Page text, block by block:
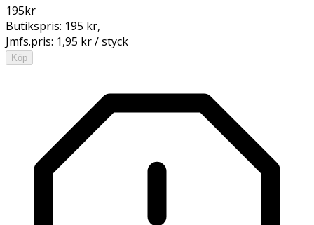
195kr
Butikspris: 195 kr,
Jmfs.pris: 1,95 kr / styck
Köp